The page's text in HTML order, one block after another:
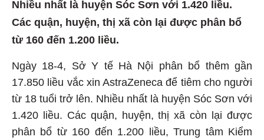
Nhiều nhất là huyện Sóc Sơn với 1.420 liều.
Các quận, huyện, thị xã còn lại được phân bổ
từ 160 đến 1.200 liều.
Ngày 18-4, Sở Y tế Hà Nội phân bổ thêm gần
17.850 liều vắc xin AstraZeneca để tiêm cho người
từ 18 tuổi trở lên. Nhiều nhất là huyện Sóc Sơn với
1.420 liều. Các quận, huyện, thị xã còn lại được
phân bổ từ 160 đến 1.200 liều, Trung tâm Kiểm